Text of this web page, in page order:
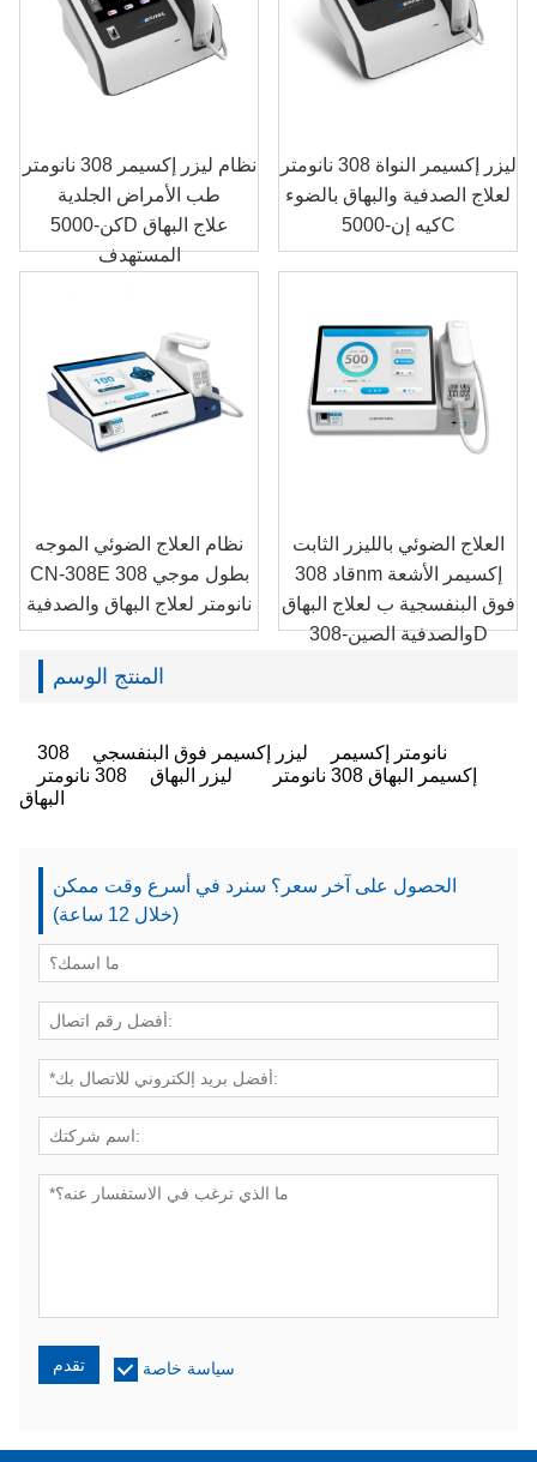
نظام ليزر إكسيمر 308 نانومتر
طب الأمراض الجلدية
كن-5000D علاج البهاق
المستهدف
ليزر إكسيمر النواة 308 نانومتر
لعلاج الصدفية والبهاق بالضوء
كيه إن-5000C
نظام العلاج الضوئي الموجه
CN-308E بطول موجي 308
نانومتر لعلاج البهاق والصدفية
العلاج الضوئي بالليزر الثابت
قاد 308nm إكسيمر الأشعة
فوق البنفسجية ب لعلاج البهاق
والصدفية الصين-308D
المنتج الوسم
308 نانومتر إكسيمر
ليزر إكسيمر فوق البنفسجي
إكسيمر البهاق 308 نانومتر
ليزر البهاق
308 نانومتر
البهاق
الحصول على آخر سعر؟ سنرد في أسرع وقت ممكن
(خلال 12 ساعة)
تقدم سياسة خاصة